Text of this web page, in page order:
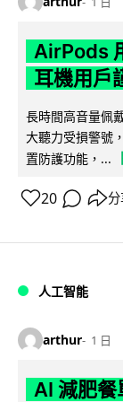
AirPods
耳機用戶
長時間高音量佩
大聽力受損警號
置防護功能，...
20
人工智能
arthur 1 日
AI 減肥